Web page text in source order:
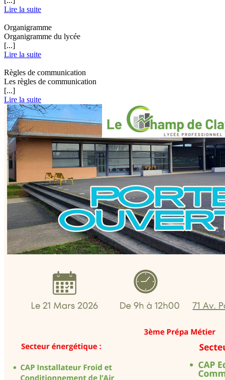
Lire la suite
Organigramme
Organigramme du lycée
[...]
Lire la suite
Règles de communication
Les règles de communication
[...]
Lire la suite